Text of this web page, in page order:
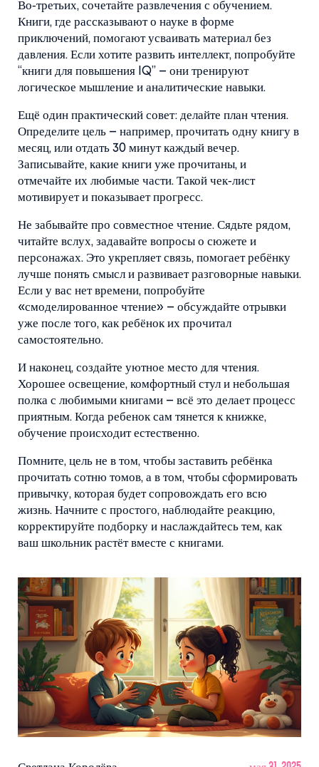
Во‑третьих, сочетайте развлечения с обучением.
Книги, где рассказывают о науке в форме
приключений, помогают усваивать материал без
давления. Если хотите развить интеллект, попробуйте
“книги для повышения IQ” – они тренируют
логическое мышление и аналитические навыки.
Ещё один практический совет: делайте план чтения.
Определите цель – например, прочитать одну книгу в
месяц, или отдать 30 минут каждый вечер.
Записывайте, какие книги уже прочитаны, и
отмечайте их любимые части. Такой чек‑лист
мотивирует и показывает прогресс.
Не забывайте про совместное чтение. Сядьте рядом,
читайте вслух, задавайте вопросы о сюжете и
персонажах. Это укрепляет связь, помогает ребёнку
лучше понять смысл и развивает разговорные навыки.
Если у вас нет времени, попробуйте
«смоделированное чтение» – обсуждайте отрывки
уже после того, как ребёнок их прочитал
самостоятельно.
И наконец, создайте уютное место для чтения.
Хорошее освещение, комфортный стул и небольшая
полка с любимыми книгами – всё это делает процесс
приятным. Когда ребенок сам тянется к книжке,
обучение происходит естественно.
Помните, цель не в том, чтобы заставить ребёнка
прочитать сотню томов, а в том, чтобы сформировать
привычку, которая будет сопровождать его всю
жизнь. Начните с простого, наблюдайте реакцию,
корректируйте подборку и наслаждайтесь тем, как
ваш школьник растёт вместе с книгами.